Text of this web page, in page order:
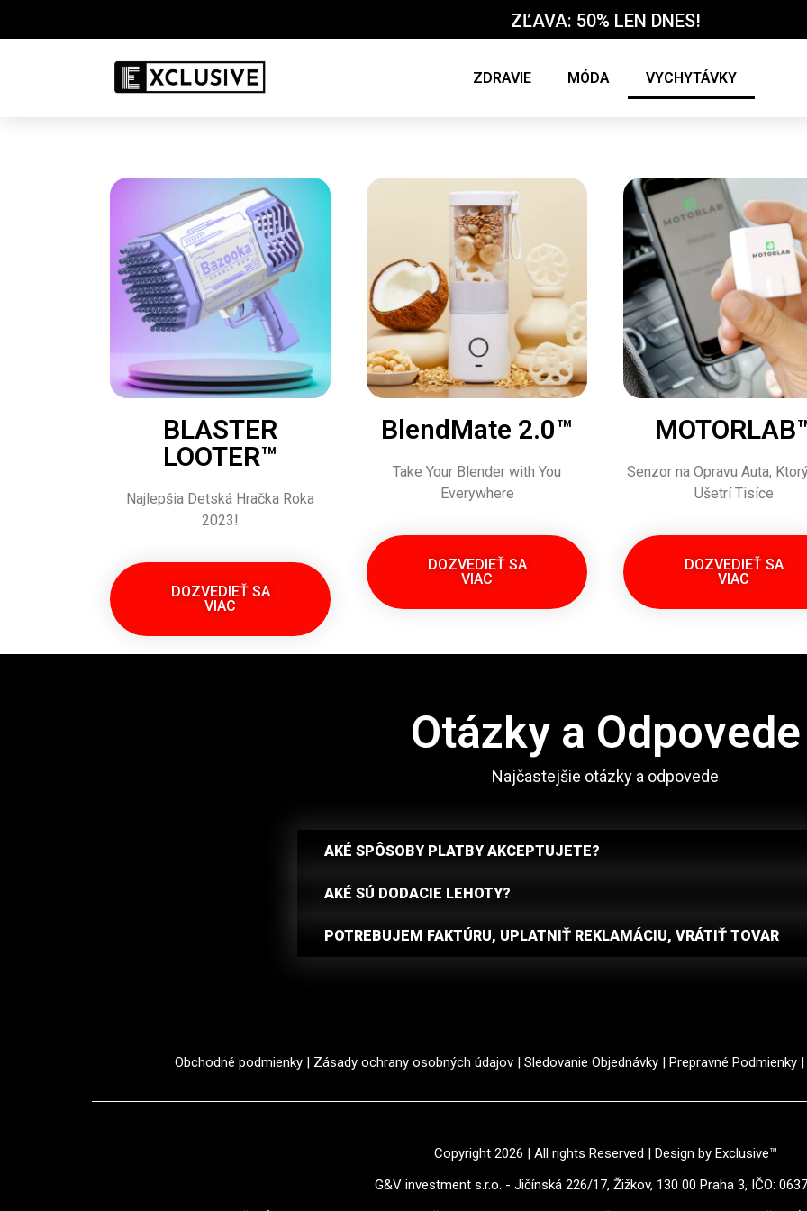
ZĽAVA: 50% LEN DNES!
ZDRAVIE MÓDA VYCHYTÁVKY
BLASTER
LOOTER™
Najlepšia Detská Hračka Roka
2023!
DOZVEDIEŤ SA
VIAC
BlendMate 2.0™
Take Your Blender with You
Everywhere
DOZVEDIEŤ SA
VIAC
Senzor na Opravu Auta,
Ušetrí Tisíce
DOZVEDIEŤ SA
VIAC
Otázky a Odpovede
Najčastejšie otázky a odpovede
AKÉ SPÔSOBY PLATBY AKCEPTUJETE?
AKÉ SÚ DODACIE LEHOTY?
POTREBUJEM FAKTÚRU, UPLATNIŤ REKLAMÁCIU, VRÁTIŤ TOVAR
Obchodné podmienky| Zásady ochrany osobných údajov| Sledovanie Objednávky| Prepravné Podmienky|
Copyright 2026 | All rights Reserved | Design by Exclusive™️
G&V investment s.r.o. - Jičínská 226/17, Žižkov, 130 00 Praha 3, IČO: